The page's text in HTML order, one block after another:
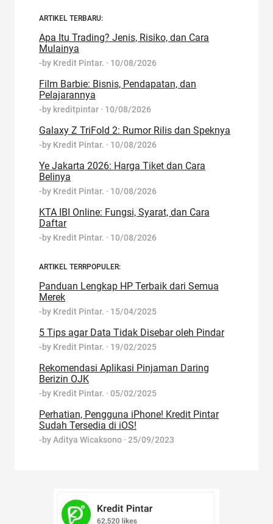
ARTIKEL TERBARU:
Apa Itu Trading? Jenis, Risiko, dan Cara
Mulainya
-by Kredit Pintar. · 10/08/2026
Film Barbie: Bisnis, Pendapatan, dan
Pelajarannya
-by kreditpintar · 10/08/2026
Galaxy Z TriFold 2: Rumor Rilis dan Speknya
-by Kredit Pintar. · 10/08/2026
Ye Jakarta 2026: Harga Tiket dan Cara
Belinya
-by Kredit Pintar. · 10/08/2026
KTA IBI Online: Fungsi, Syarat, dan Cara
Daftar
-by Kredit Pintar. · 10/08/2026
ARTIKEL TERRPOPULER:
Panduan Lengkap HP Terbaik dari Semua
Merek
-by Kredit Pintar. · 15/04/2025
5 Tips agar Data Tidak Disebar oleh Pindar
-by Kredit Pintar. · 19/02/2025
Rekomendasi Aplikasi Pinjaman Daring
Berizin OJK
-by Kredit Pintar. · 05/02/2025
Perhatian, Pengguna iPhone! Kredit Pintar
Sudah Tersedia di iOS!
-byAditya Wicaksono · 25/09/2023